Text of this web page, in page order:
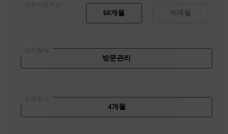
60개월 36개월
의무사용기간
방문관리
관리형태
4개월
방문주기